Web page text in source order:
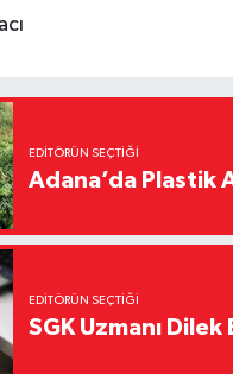
EDITÖRÜN SEÇTIĞI
Adana’da Plastik
EDITÖRÜN SEÇTIĞI
SGK Uzmanı